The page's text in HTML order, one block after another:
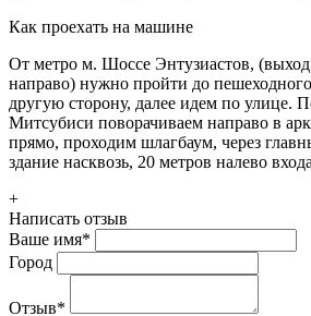
Как проехать на машине
От метро м. Шоссе Энтузиастов, (выход
направо) нужно пройти до
другую сторону, далее идем по улице.
Митсубиси поворачиваем направо в
прямо, проходим шлагбаум, через
здание насквозь, 20 метров налево
+
Написать отзыв
Ваше имя*
Город
Отзыв*